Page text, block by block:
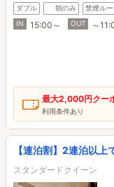
ダブル 朝のみ
禁煙ルー
IN
15:00～ OUT ～
最大2,000円クー
利用条件あり
【連泊割】2連泊以上
スタンダードクイーン